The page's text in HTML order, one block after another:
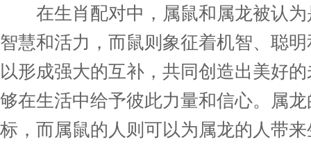
在生肖配对中，属鼠和属龙被认为
智慧和活力，而鼠则象征着机智、聪
以形成强大的互补，共同创造出美好
够在生活中给予彼此力量和信心。属
标，而属鼠的人则可以为属龙的人带